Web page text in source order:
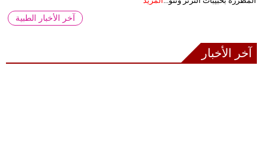
آخر الأخبار الطبية
آخر الأخبار